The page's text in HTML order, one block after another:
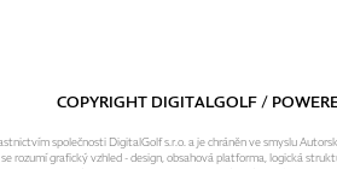
COPYRIGHT DIGITALGOLF /
společnosti DigitalGolf s.r.o. a je chráněn ve smyslu
rozumí grafický vzhled - design, obsahová platforma, logická